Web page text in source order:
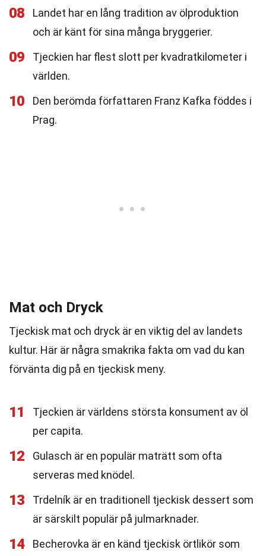
08
Landet har en lång tradition av ölproduktion
och är känt för sina många bryggerier.
09
Tjeckien har flest slott per kvadratkilometer i
världen.
10
Den berömda författaren Franz Kafka föddes i
Prag.
Mat och Dryck
Tjeckisk mat och dryck är en viktig del av landets
kultur. Här är några smakrika fakta om vad du kan
förvänta dig på en tjeckisk meny.
11
Tjeckien är världens största konsument av öl
per capita.
12
Gulasch är en populär maträtt som ofta
serveras med knödel.
13
Trdelník är en traditionell tjeckisk dessert som
är särskilt populär på julmarknader.
14 Becherovka är en känd tjeckisk örtlikör som